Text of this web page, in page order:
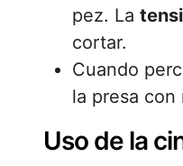
pez. La
cortar.
Cuando
la presa con
Uso de la